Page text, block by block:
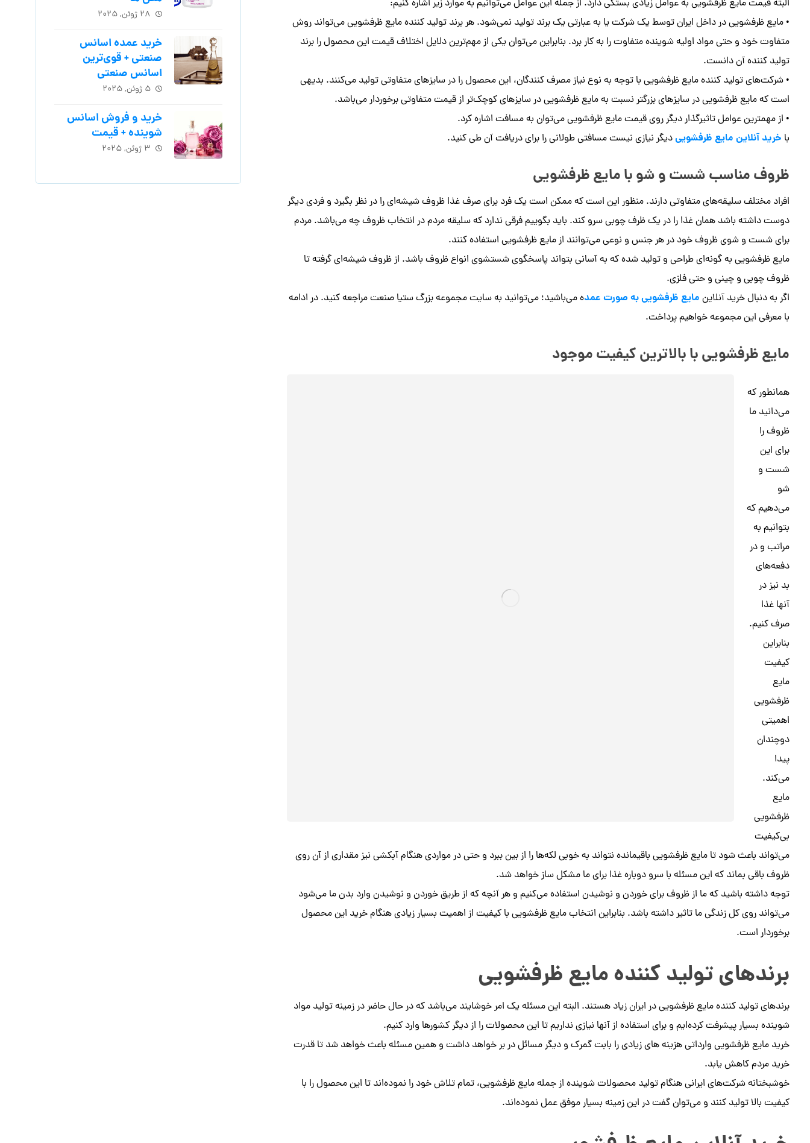
البته قیمت مایع ظرفشویی به عوامل زیادی بستگی دارد. از جمله این عوامل می‌توانیم به موارد زیر اشاره کنیم:
• مایع ظرفشویی در داخل ایران توسط یک شرکت یا به عبارتی یک برند تولید نمی‌شود. هر برند تولید کننده مایع ظرفشویی می‌تواند روش
متفاوت خود و حتی مواد اولیه شوینده متفاوت را به کار برد. بنابراین می‌توان یکی از مهم‌ترین دلایل اختلاف قیمت این محصول را برند
تولید کننده آن دانست.
• شرکت‌های تولید کننده مایع ظرفشویی با توجه به نوع نیاز مصرف کنندگان، این محصول را در سایزهای متفاوتی تولید می‌کنند. بدیهی
است که مایع ظرفشویی در سایزهای بزرگتر نسبت به مایع ظرفشویی در سایزهای کوچک‌تر از قیمت متفاوتی برخوردار می‌باشد.
• از مهمترین عوامل تاثیرگذار دیگر روی قیمت مایع ظرفشویی می‌توان به مسافت اشاره کرد.
با خرید آنلاین مایع ظرفشوییدیگر نیازی نیست مسافتی طولانی را برای دریافت آن طی کنید.
ظروف مناسب شست و شو با مایع ظرفشویی
افراد مختلف سلیقه‌های متفاوتی دارند. منظور این است که ممکن است یک فرد برای صرف غذا ظروف شیشه‌ای را در نظر بگیرد و فردی دیگر
دوست داشته باشد همان غذا را در یک ظرف چوبی سرو کند. باید بگوییم فرقی ندارد که سلیقه مردم در انتخاب ظروف چه می‌باشد. مردم
برای شست و شوی ظروف خود در هر جنس و نوعی می‌توانند از مایع ظرفشویی استفاده کنند.
مایع ظرفشویی به گونه‌ای طراحی و تولید شده که به آسانی بتواند پاسخگوی شستشوی انواع ظروف باشد. از ظروف شیشه‌ای گرفته تا
ظروف چوبی و چینی و حتی فلزی.
اگر به دنبال خرید آنلاین مایع ظرفشویی به صورت عمده می‌باشید؛ می‌توانید به سایت مجموعه بزرگ ستیا صنعت مراجعه کنید. در ادامه
با معرفی این مجموعه خواهیم پرداخت.
مایع ظرفشویی با بالاترین کیفیت موجود
همانطور که
می‌دانید ما
ظروف را
برای این
شست و
شو
می‌دهیم که
بتوانیم به
مراتب و در
دفعه‌های
بد نیز در
آنها غذا
صرف کنیم.
بنابراین
کیفیت
مایع
ظرفشویی
اهمیتی
دوچندان
پیدا
می‌کند.
مایع
ظرفشویی
بی‌کیفیت
می‌تواند باعث شود تا مایع ظرفشویی باقیمانده نتواند به خوبی لکه‌ها را از بین ببرد و حتی در مواردی هنگام آبکشی نیز مقداری از آن روی
ظروف باقی بماند که این مسئله با سرو دوباره غذا برای ما مشکل ساز خواهد شد.
توجه داشته باشید که ما از ظروف برای خوردن و نوشیدن استفاده می‌کنیم و هر آنچه که از طریق خوردن و نوشیدن وارد بدن ما می‌شود
می‌تواند روی کل زندگی ما تاثیر داشته باشد. بنابراین انتخاب مایع ظرفشویی با کیفیت از اهمیت بسیار زیادی هنگام خرید این محصول
برخوردار است.
برندهای تولید کننده مایع ظرفشویی
برندهای تولید کننده مایع ظرفشویی در ایران زیاد هستند. البته این مسئله یک امر خوشایند می‌باشد که در حال حاضر در زمینه تولید مواد
شوینده بسیار پیشرفت کرده‌ایم و برای استفاده از آنها نیازی نداریم تا این محصولات را از دیگر کشورها وارد کنیم.
خرید مایع ظرفشویی وارداتی هزینه های زیادی را بابت گمرک و دیگر مسائل در بر خواهد داشت و همین مسئله باعث خواهد شد تا قدرت
خرید مردم کاهش یابد.
خوشبختانه شرکت‌های ایرانی هنگام تولید محصولات شوینده از جمله مایع ظرفشویی، تمام تلاش خود را نموده‌اند تا این محصول را با
کیفیت بالا تولید کنند و می‌توان گفت در این زمینه بسیار موفق عمل نموده‌اند.
۲۸ ژوئن, ۲۰۲۵
خرید عمده اسانس
صنعتی + قوی‌ترین
اسانس‌ صنعتی
۵ ژوئن, ۲۰۲۵
خرید و فروش اسانس
شوینده + قیمت
۳ ژوئن, ۲۰۲۵